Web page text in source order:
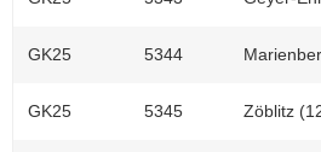
GK25 5344
GK25 5345 Zöblitz